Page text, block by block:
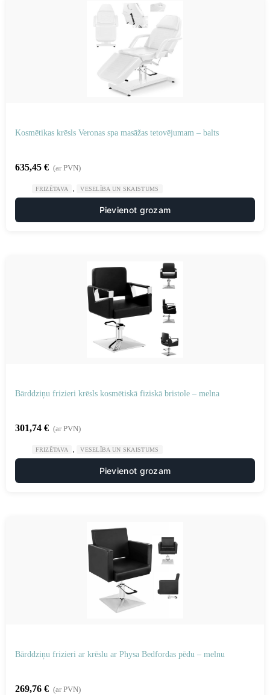
Kosmētikas krēsls Veronas spa masāžas tetovējumam – balts
635,45 € (ar PVN)
FRIZĒTAVA VESELĪBA UN SKAISTUMS
Pievienot grozam
Bārddziņu frizieri krēsls kosmētiskā fiziskā bristole – melna
301,74 € (ar PVN)
FRIZĒTAVA VESELĪBA UN SKAISTUMS
Pievienot grozam
Bārddziņu frizieri ar krēslu ar Physa Bedfordas pēdu – melnu
269,76 € (ar PVN)